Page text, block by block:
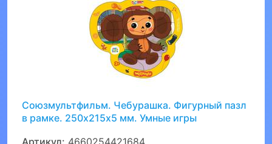
Союзмультфильм. Чебурашка. Фигурный пазл
в рамке. 250х215х5 мм. Умные игры